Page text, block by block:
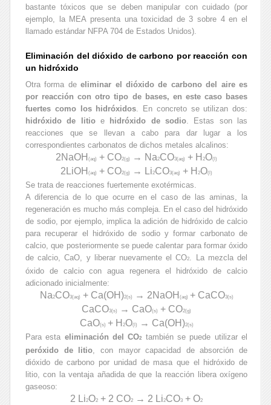
bastante tóxicos que se deben manipular con cuidado (por
ejemplo, la MEA presenta una toxicidad de 3 sobre 4 en el
llamado estándar NFPA 704 de Estados Unidos).
Eliminación del dióxido de carbono por reacción con
un hidróxido
Otra forma deeliminar el dióxido de carbono del aire es
por reacción con otro tipo de bases, en este caso bases
fuertes como los hidróxidos. En concreto se utilizan dos:
hidróxido de litioe hidróxido de sodio. Estas son las
reacciones que se llevan a cabo para dar lugar a los
correspondientes carbonatos de dichos metales alcalinos:
2NaOH (aq) + CO2(g) → Na2CO3(aq) + H 2O(l)
2LiOH (aq) + CO2(g) → Li2CO3(aq) + H 2O(l)
Se trata de reacciones fuertemente exotérmicas.
A diferencia de lo que ocurre en el caso de las aminas, la
regeneración es mucho más compleja. En el caso del hidróxido
de sodio, por ejemplo, implica la adición de hidróxido de calcio
para recuperar el hidróxido de sodio y formar carbonato de
calcio, que posteriormente se puede calentar para formar óxido
de calcio, CaO, y liberar nuevamente el CO2. La mezcla del
óxido de calcio con agua regenera el hidróxido de calcio
adicionado inicialmente:
Na2CO3(aq) + Ca(OH)2(s) → 2NaOH (aq) + CaCO3(s)
CaCO3(s) → CaO(s) + CO2(g)
CaO(s) + H 2O(l) → Ca(OH)2(s)
Para esta eliminación del CO2
también se puede utilizar el
peróxido de litio, con mayor capacidad de absorción de
dióxido de carbono por unidad de masa que el hidróxido de
litio, con la ventaja añadida de que la reacción libera oxígeno
gaseoso:
2 Li2O2 + 2 CO2 → 2 Li2CO3 + O2